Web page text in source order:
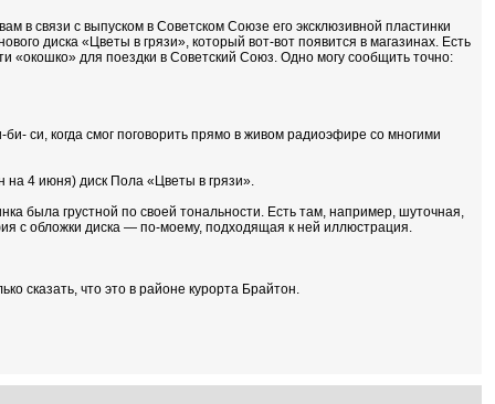
в связи с выпуском в Советском Союзе его эксклюзивной пластинки
диска «Цветы в грязи», который вот-вот появится в магазинах. Есть
«окошко» для поездки в Советский Союз. Одно могу сообщить точно:
си, когда смог поговорить прямо в живом радиоэфире со многими
4 июня) диск Пола «Цветы в грязи».
была грустной по своей тональности. Есть там, например, шуточная,
с обложки диска — по-моему, подходящая к ней иллюстрация.
сказать, что это в районе курорта Брайтон.